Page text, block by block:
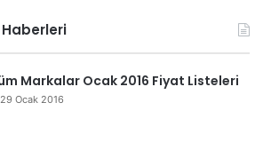
Markalar Ocak 2016 Fiyat Listeleri
29 Ocak 2016